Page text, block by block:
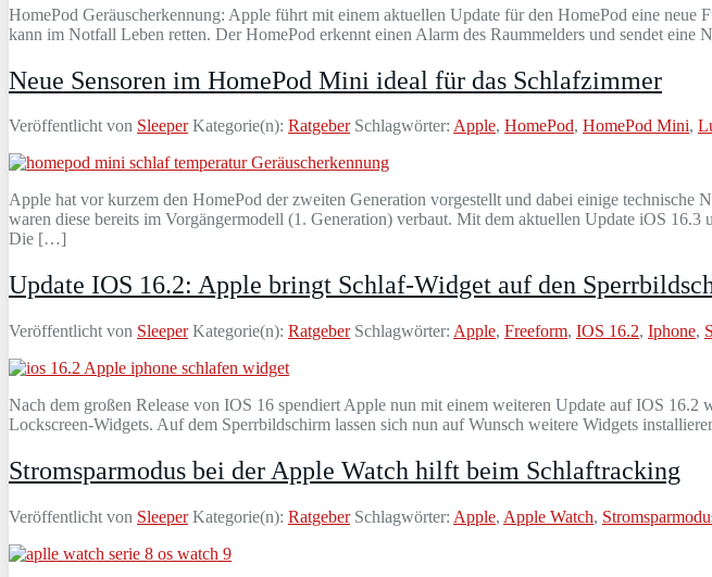
HomePod Geräuscherkennung: Apple führt mit einem aktuellen Update für den HomePod eine
kann im Notfall Leben retten. Der HomePod erkennt einen Alarm des Raummelders und sendet
Neue Sensoren im HomePod Mini ideal für das Schlafzimmer
Veröffentlicht von Sleeper Kategorie(n): RatgeberSchlagwörter: Apple, HomePod, HomePod Mini,
Apple hat vor kurzem den HomePod der zweiten Generation vorgestellt und dabei einige technische
waren diese bereits im Vorgängermodell (1. Generation) verbaut. Mit dem aktuellen Update iOS
Die […]
Update IOS 16.2: Apple bringt Schlaf-Widget auf den
Veröffentlicht von Sleeper Kategorie(n): RatgeberSchlagwörter: Apple, Freeform, IOS 16.2, Iphone,
Nach dem großen Release von IOS 16 spendiert Apple nun mit einem weiteren Update auf IOS
Lockscreen-Widgets. Auf dem Sperrbildschirm lassen sich nun auf Wunsch weitere Widgets
Stromsparmodus bei der Apple Watch hilft beim Schlaftracking
Veröffentlicht von Sleeper Kategorie(n): RatgeberSchlagwörter: Apple, Apple Watch,